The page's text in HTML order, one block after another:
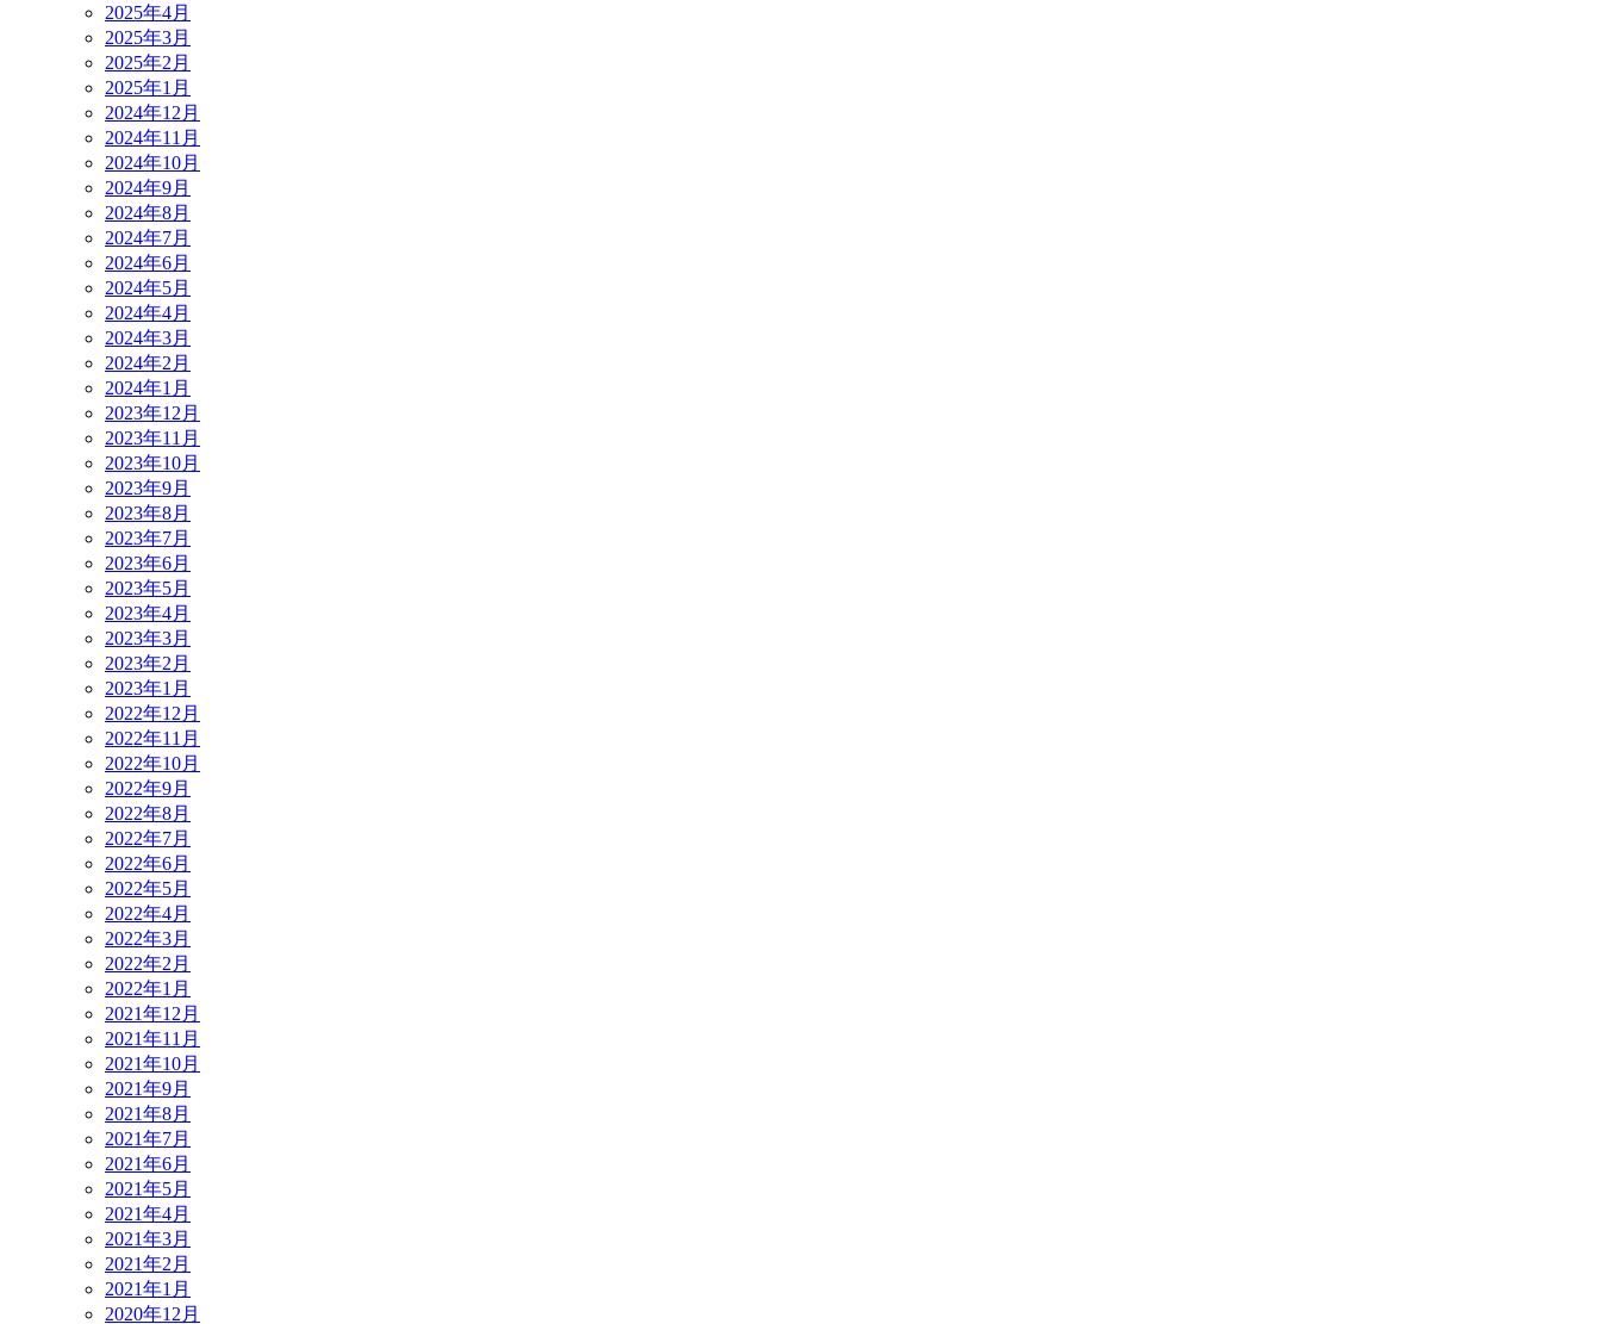
2025年4月
2025年3月
2025年2月
2025年1月
2024年12月
2024年11月
2024年10月
2024年9月
2024年8月
2024年7月
2024年6月
2024年5月
2024年4月
2024年3月
2024年2月
2024年1月
2023年12月
2023年11月
2023年10月
2023年9月
2023年8月
2023年7月
2023年6月
2023年5月
2023年4月
2023年3月
2023年2月
2023年1月
2022年12月
2022年11月
2022年10月
2022年9月
2022年8月
2022年7月
2022年6月
2022年5月
2022年4月
2022年3月
2022年2月
2022年1月
2021年12月
2021年11月
2021年10月
2021年9月
2021年8月
2021年7月
2021年6月
2021年5月
2021年4月
2021年3月
2021年2月
2021年1月
2020年12月